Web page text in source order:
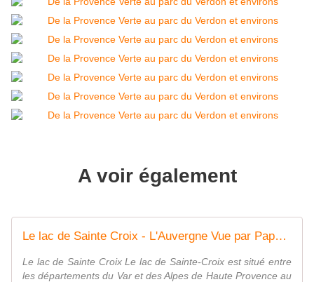
A voir également
Le lac de Sainte Croix - L'Auvergne Vue par Papou Poustache
Le lac de Sainte Croix Le lac de Sainte-Croix est situé entre
les départements du Var et des Alpes de Haute Provence au